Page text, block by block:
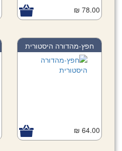
78.00 ₪
חפץ-מהדורה היסטורית
64.00 ₪